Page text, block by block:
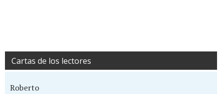
Cartas de los lectores
Roberto